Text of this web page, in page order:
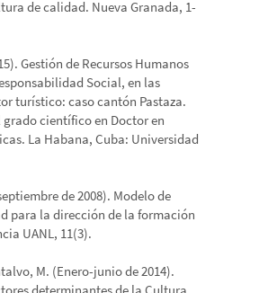
de calidad. Nueva Granada, 1-
Gestión de Recursos Humanos
Social, en las
turístico: caso cantón Pastaza.
grado científico en Doctor en
La Habana, Cuba: Universidad
de 2008). Modelo de
para la dirección de la formación
UANL, 11(3).
M. (Enero-junio de 2014).
determinantes de la Cultura